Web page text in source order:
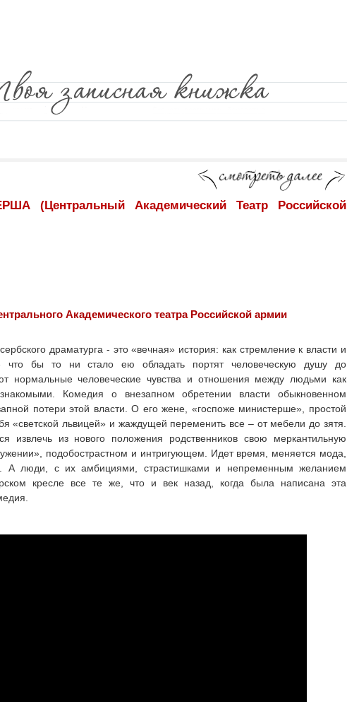
(Центральный Академический Театр Российской
Академического театра Российской армии
драматурга - это «вечная» история: как стремление к власти и
что бы то ни стало ею обладать портят человеческую душу до
нормальные человеческие чувства и отношения между людьми как
Комедия о внезапном обретении власти обыкновенном
потери этой власти. О его жене, «госпоже министерше», простой
«светской львицей» и жаждущей переменить все – от мебели до зятя.
извлечь из нового положения родственников свою меркантильную
подобострастном и интригующем. Идет время, меняется мода,
А люди, с их амбициями, страстишками и непременным желанием
кресле все те же, что и век назад, когда была написана эта